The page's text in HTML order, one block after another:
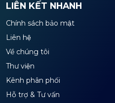
LIÊN KẾT NHANH
Chính sách bảo mật
Liên hệ
Về chúng tôi
Thư viện
Kênh phân phối
Hỗ trợ & Tư vấn